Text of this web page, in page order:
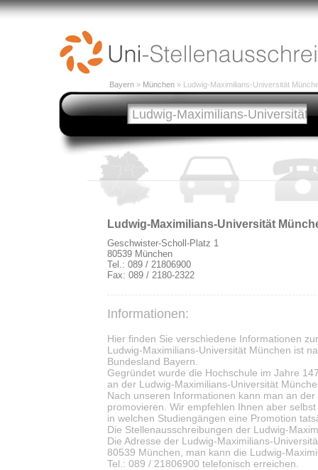
Bayern » München » Ludwig-Maximilians-Universität
Ludwig-Maximilians-Universität
Geschwister-Scholl-Platz 1
80539 München
Tel.: 089 / 21806900
Fax: 089 / 2180-2322
Informationen:
Hier finden Sie verschiedene Informationen
Ludwig-Maximilians-Universität München ist
Bundesland Bayern.
Gegründet wurde die Hochschule im Jahre
an der Ludwig-Maximilians-Universität
Nach unseren Informationen kann man an
promovieren. Wir empfehlen Ihnen aber
in welchen Studiengängen eine Promotion
Die Stellenausschreibungen der Ludwig-
Die Adresse der Ludwig-Maximilians-
80539 München, man kann die Ludwig-
Tel.: 089 / 21806900 telefonisch erreichen.